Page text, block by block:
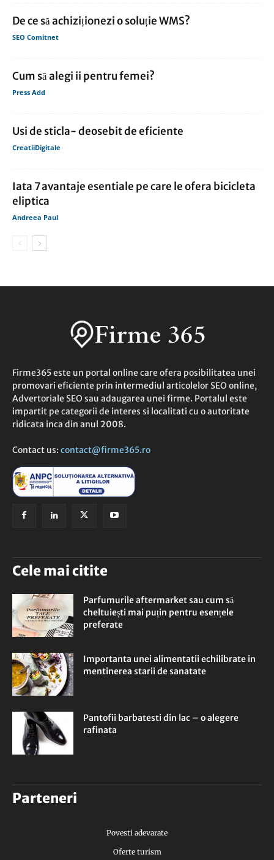
De ce să achiziționezi o soluție WMS?
SEO Comitnet
Cum să alegi ii pentru femei?
Press Add
Usi de sticla- deosebit de eficiente
CreatiiDigitale
Iata 7 avantaje esentiale pe care le ofera bicicleta
eliptica
Andreea Paul
Firme365 este un portal online care ofera posibilitatea unei
promovari eficiente prin intermediul articolelor SEO online,
Advertoriale SEO sau adaugarea unei firme. Portalul este
impartit pe categorii de interes si localitati cu o autoritate
ridicata inca din anul 2008.
Contact us: contact@firme365.ro
Cele mai citite
Parfumurile aftermarket sau cum să
cheltuiești mai puțin pentru esențele
preferate
Importanta unei alimentatii echilibrate in
mentinerea starii de sanatate
Pantofii barbatesti din lac – o alegere
rafinata
Parteneri
Povesti adevarate
Oferte turism